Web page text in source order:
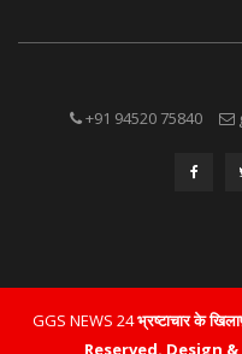
+91 94520 75840
GGS NEWS 24भ्रष्टाचार के
Reserved. Design &